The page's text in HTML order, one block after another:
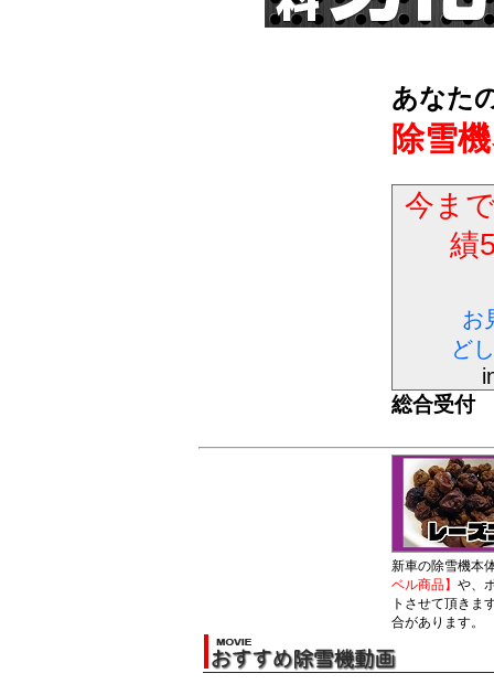
あなた
除雪
今ま
績
お
ど
総合受付
新車の除雪機本
ベル商品】 や、
トさせて頂きま
合があります。